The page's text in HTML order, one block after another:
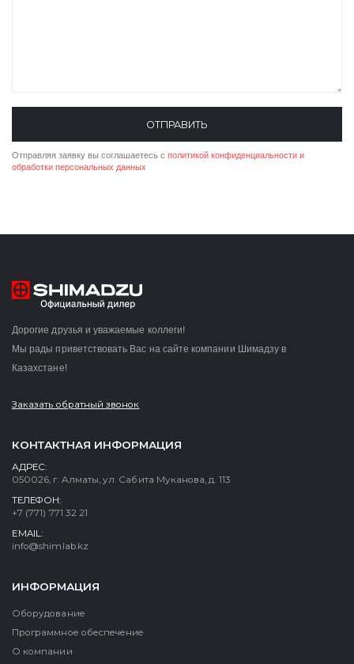
ОТПРАВИТЬ
Отправляя заявку вы соглашаетесь с политикой конфиденциальности и
обработки персональных данных
Дорогие друзья и уважаемые коллеги!
Мы рады приветствовать Вас на сайте компании Шимадзу в
Казахстане!
Заказать обратный звонок
КОНТАКТНАЯ ИНФОРМАЦИЯ
АДРЕС:
050026, г. Алматы, ул. Сабита Муканова, д. 113
ТЕЛЕФОН:
+7 (771) 771 32 21
EMAIL:
info@shimlab.kz
ИНФОРМАЦИЯ
Оборудование
Программное обеспечение
О компании